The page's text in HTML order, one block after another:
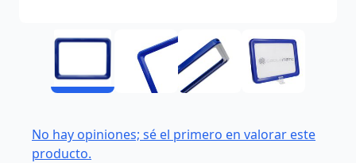
No hay opiniones; sé el primero en valorar este
producto.